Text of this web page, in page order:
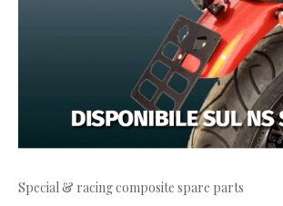
Special & racing composite spare parts